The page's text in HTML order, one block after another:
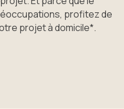
profitez de
projet à domicile*.